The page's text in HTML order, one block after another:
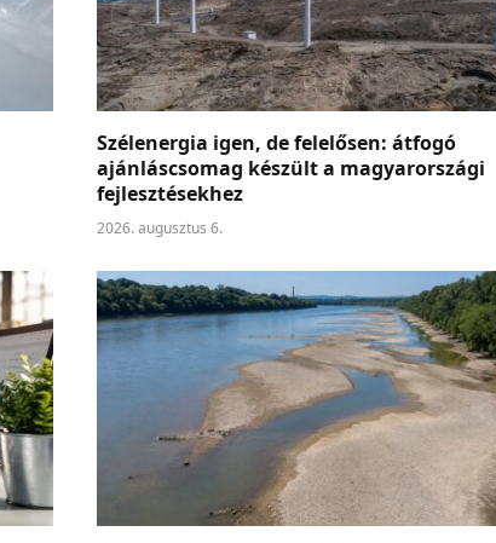
Szélenergia igen, de felelősen: átfogó
ajánláscsomag készült a magyarországi
fejlesztésekhez
2026. augusztus 6.